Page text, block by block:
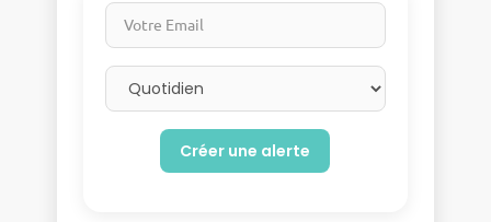
Votre Email
Email frequency